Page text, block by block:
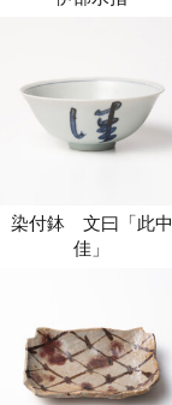
染付鉢 文曰「此中
佳」